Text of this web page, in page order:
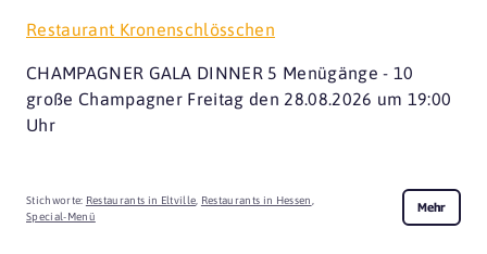
Restaurant Kronenschlösschen
CHAMPAGNER GALA DINNER 5 Menügänge - 10
große Champagner Freitag den 28.08.2026 um 19:00
Uhr
Stichworte: Restaurants in Eltville Restaurants in Hessen
Special-Menü
Mehr